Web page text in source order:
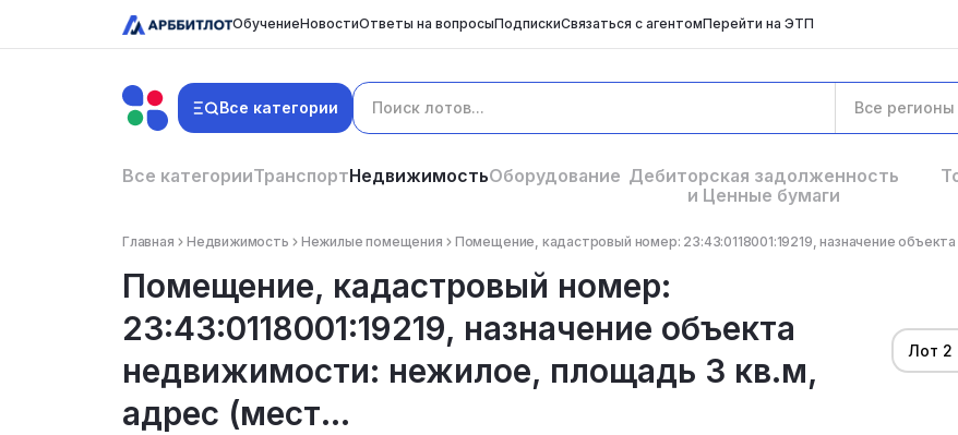
ОбучениеНовостиОтветы на вопросыПодпискиСвязаться с агентомПерейти на ЭТП
Все категории Все регионы
Все категорииТранспортНедвижимостьОборудование Дебиторская задолженность
и Ценные бумаги
Главная Недвижимость Нежилые помещения Помещение, кадастровый номер: 23:43:0118001:19219, назначение
Помещение, кадастровый номер:
23:43:0118001:19219, назначение объекта
недвижимости: нежилое, площадь 3 кв.м,
адрес (мест...
Лот 2